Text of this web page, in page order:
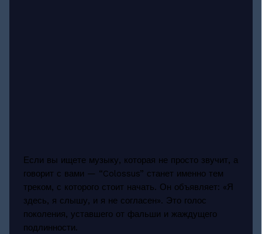
Если вы ищете музыку, которая не просто звучит, а
говорит с вами — “Colossus” станет именно тем
треком, с которого стоит начать. Он объявляет: «Я
здесь, я слышу, и я не согласен». Это голос
поколения, уставшего от фальши и жаждущего
подлинности.